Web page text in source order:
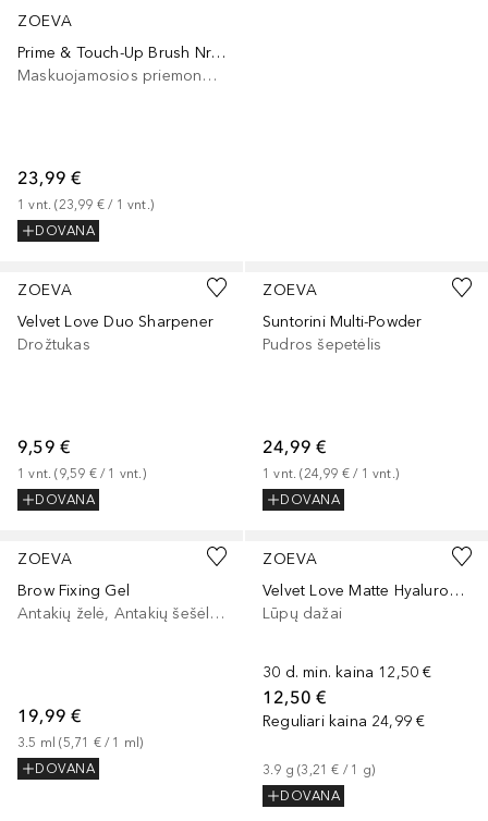
ZOEVA
Prime & Touch-Up Brush Nr.110
Maskuojamosios priemonės šepetėlis
23,99 €
1 vnt. (23,99 € / 1 vnt.)
DOVANA
ZOEVA
Velvet Love Duo Sharpener
Drožtukas
9,59 €
1 vnt. (9,59 € / 1 vnt.)
DOVANA
ZOEVA
Suntorini Multi-Powder
Pudros šepetėlis
24,99 €
1 vnt. (24,99 € / 1 vnt.)
DOVANA
ZOEVA
Brow Fixing Gel
Antakių želė, Antakių šešėliai/dažai
19,99 €
3.5 ml (5,71 € / 1 ml)
DOVANA
ZOEVA
Velvet Love Matte Hyaluronic Long-Lasting Lipstick
Lūpų dažai
30 d. min. kaina 12,50 €
12,50 €
Reguliari kaina 24,99 €
3.9 g (3,21 € / 1 g)
DOVANA
+4